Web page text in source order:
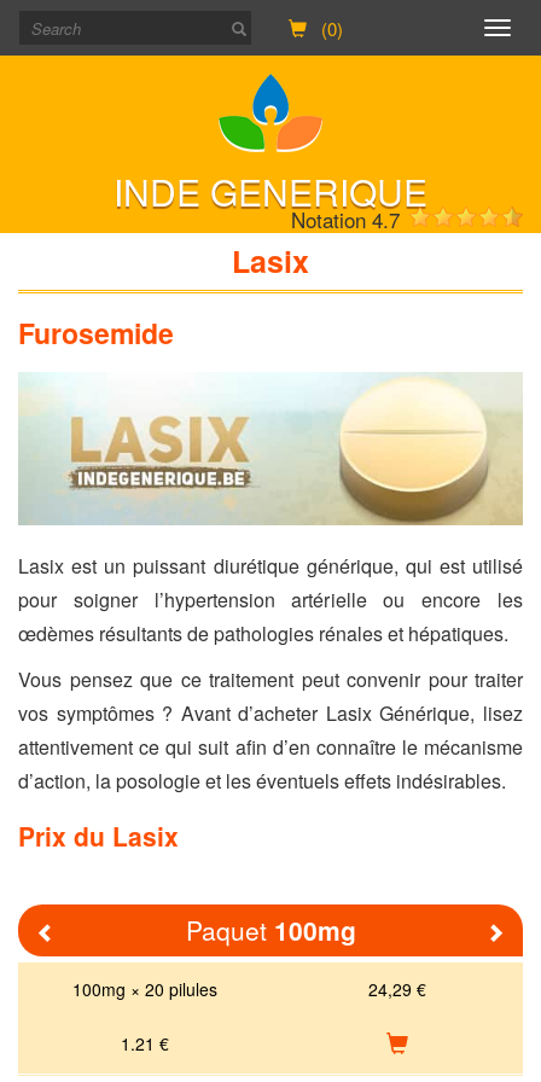
(0)
INDE GENERIQUE
Lasix
Furosemide
Lasix est un puissant diurétique générique, qui est utilisé
pour soigner l’hypertension artérielle ou encore les
œdèmes résultants de pathologies rénales et hépatiques.
Vous pensez que ce traitement peut convenir pour traiter
vos symptômes ? Avant d’acheter Lasix Générique, lisez
attentivement ce qui suit afin d’en connaître le mécanisme
d’action, la posologie et les éventuels effets indésirables.
Prix du Lasix
Notation 4.7
Paquet100mg
100mg × 20 pilules 24,29 €
1.21 €